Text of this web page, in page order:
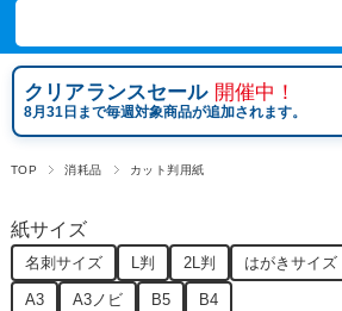
クリアランスセール 開催中！
8月31日まで毎週対象商品が追加されます。
TOP 消耗品 カット判用紙
紙サイズ
名刺サイズ L判 2L判 はがきサイズ
A3 A3ノビ B5 B4